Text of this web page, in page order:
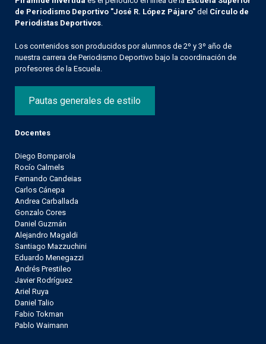
de Periodismo Deportivo "José R. López Pájaro" del Círculo de
Periodistas Deportivos
Los contenidos son producidos por alumnos de 2º y 3º año de
nuestra carrera de Periodismo Deportivo bajo la coordinación de
profesores de la Escuela.
Pautas generales de estilo
Docentes
Diego Bomparola
Rocío Calmels
Fernando Candeias
Carlos Cánepa
Andrea Carballada
Gonzalo Cores
Daniel Guzmán
Alejandro Magaldi
Santiago Mazzuchini
Eduardo Menegazzi
Andrés Prestileo
Javier Rodríguez
Ariel Ruya
Daniel Talio
Fabio Tokman
Pablo Waimann